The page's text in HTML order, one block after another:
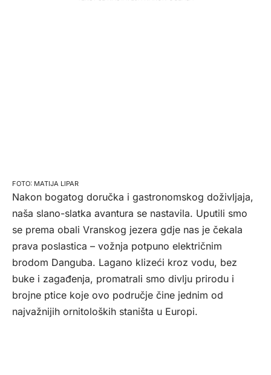
MATIJA LIPAR
Nakon bogatog doručka i gastronomskog doživljaja,
naša slano-slatka avantura se nastavila. Uputili smo
se prema obali Vranskog jezera gdje nas je čekala
prava poslastica – vožnja potpuno električnim
brodom Danguba. Lagano klizeći kroz vodu, bez
buke i zagađenja, promatrali smo divlju prirodu i
brojne ptice koje ovo područje čine jednim od
najvažnijih ornitoloških staništa u Europi.